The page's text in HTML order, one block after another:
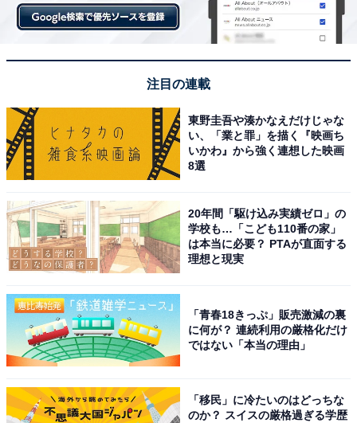
注目の連載
東野圭吾や湊かなえだけじゃな
い、「業と罪」を描く『映画ち
いかわ』から強く連想した映画
8選
20年間「駆け込み実績ゼロ」の
学校も…「こども110番の家」
は本当に必要？ PTAが直面する
理想と現実
「青春18きっぷ」販売激減の裏
に何が？ 連続利用の厳格化だけ
ではない「本当の理由」
「移民」に冷たいのはどっちな
のか？ スイスの厳格過ぎる学歴